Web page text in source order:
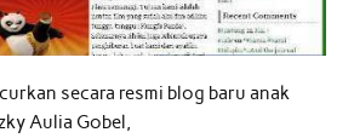
secara resmi blog baru anak
Aulia Gobel,